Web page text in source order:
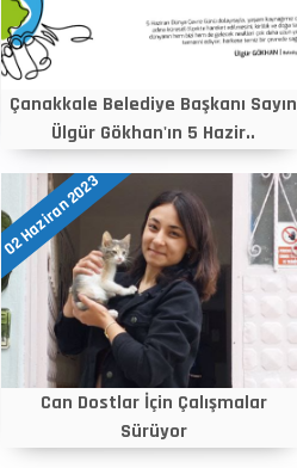
Çanakkale Belediye Başkanı Sayın
Ülgür Gökhan'ın 5 Hazir..
02 Haziran 2023
Can Dostlar İçin Çalışmalar
Sürüyor